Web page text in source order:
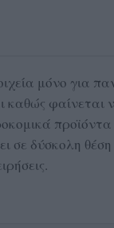
μόνο για
καθώς φαίνεται
προϊόντα
σε δύσκολη θέση